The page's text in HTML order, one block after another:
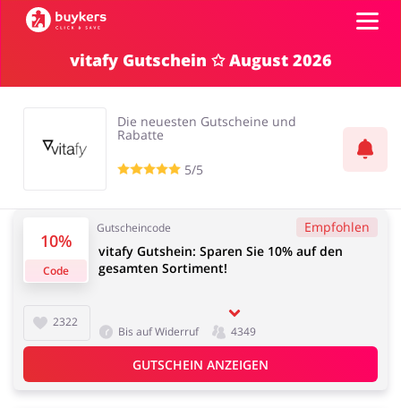
Kategorien
GUTSCHEIN EINFÜGEN
vitafy Gutschein ✩ August 2026
Die neuesten Gutscheine und
Rabatte
5/5
10%
Code
Gutscheincode Empfohlen
2322
vitafy Gutshein: Sparen Sie 10% auf den
gesamten Sortiment!
Bis auf Widerruf 4349
GUTSCHEIN ANZEIGEN